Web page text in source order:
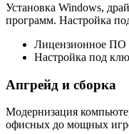
Установка Windows,
программ. Настройка
Лицензионное ПО
Настройка под
Апгрейд и сборка
Модернизация
офисных до мощных